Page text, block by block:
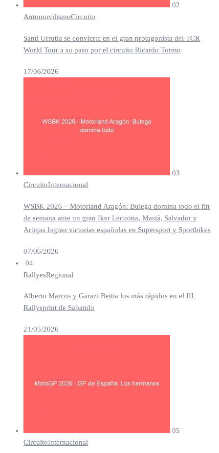
02
AutomovilismoCircuito
Santi Urrutia se convierte en el gran protagonista del TCR
World Tour a su paso por el circuito Ricardo Tormo
17/06/2026
03
CircuitoInternacional
WSBK 2026 – Motorland Aragón: Bulega domina todo el fin
de semana ante un gran Iker Lecuona, Masiá, Salvador y
Artigas logran victorias españolas en Supersport y Sportbikes
07/06/2026
04
RallyesRegional
Alberto Marcos y Garazi Beitia los más rápidos en el III
Rallysprint de Sabando
21/05/2026
05
CircuitoInternacional